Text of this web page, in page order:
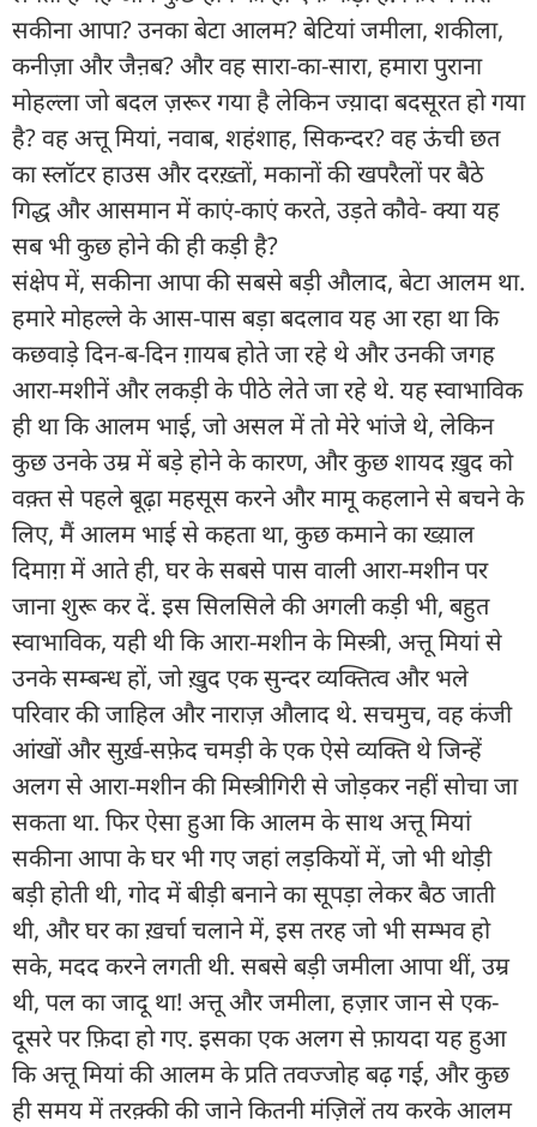
सकीना आपा? उनका बेटा आलम? बेटियां जमीला, शकीला,
कनीज़ा और जैऩब? और वह सारा-का-सारा, हमारा पुराना
मोहल्ला जो बदल ज़रूर गया है लेकिन ज्य़ादा बदसूरत हो गया
है? वह अत्तू मियां, नवाब, शहंशाह, सिकन्दर? वह ऊंची छत
का स्लॉटर हाउस और दरख़्तों, मकानों की खपरैलों पर बैठे
गिद्ध और आसमान में काएं-काएं करते, उड़ते कौवे- क्या यह
सब भी कुछ होने की ही कड़ी है?
संक्षेप में, सकीना आपा की सबसे बड़ी औलाद, बेटा आलम था.
हमारे मोहल्ले के आस-पास बड़ा बदलाव यह आ रहा था कि
कछवाड़े दिन-ब-दिन ग़ायब होते जा रहे थे और उनकी जगह
आरा-मशीनें और लकड़ी के पीठे लेते जा रहे थे. यह स्वाभाविक
ही था कि आलम भाई, जो असल में तो मेरे भांजे थे, लेकिन
कुछ उनके उम्र में बड़े होने के कारण, और कुछ शायद ख़ुद को
वक़्त से पहले बूढ़ा महसूस करने और मामू कहलाने से बचने के
लिए, मैं आलम भाई से कहता था, कुछ कमाने का ख्य़ाल
दिमाग़ में आते ही, घर के सबसे पास वाली आरा-मशीन पर
जाना शुरू कर दें. इस सिलसिले की अगली कड़ी भी, बहुत
स्वाभाविक, यही थी कि आरा-मशीन के मिस्त्री, अत्तू मियां से
उनके सम्बन्ध हों, जो ख़ुद एक सुन्दर व्यक्तित्व और भले
परिवार की जाहिल और नाराज़ औलाद थे. सचमुच, वह कंजी
आंखों और सुर्ख़-सफ़ेद चमड़ी के एक ऐसे व्यक्ति थे जिन्हें
अलग से आरा-मशीन की मिस्त्रीगिरी से जोड़कर नहीं सोचा जा
सकता था. फिर ऐसा हुआ कि आलम के साथ अत्तू मियां
सकीना आपा के घर भी गए जहां लड़कियों में, जो भी थोड़ी
बड़ी होती थी, गोद में बीड़ी बनाने का सूपड़ा लेकर बैठ जाती
थी, और घर का ख़र्चा चलाने में, इस तरह जो भी सम्भव हो
सके, मदद करने लगती थी. सबसे बड़ी जमीला आपा थीं, उम्र
थी, पल का जादू था! अत्तू और जमीला, हज़ार जान से एक-
दूसरे पर फ़िदा हो गए. इसका एक अलग से फ़ायदा यह हुआ
कि अत्तू मियां की आलम के प्रति तवज्जोह बढ़ गई, और कुछ
ही समय में तरक़्की की जाने कितनी मंज़िलें तय करके आलम